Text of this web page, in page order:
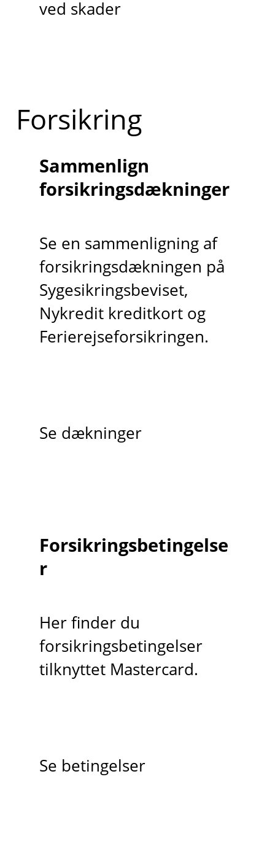
ved skader
Forsikring
Sammenlign
forsikringsdækninger
Se en sammenligning af
forsikringsdækningen på
Sygesikringsbeviset,
Nykredit kreditkort og
Ferierejseforsikringen.
Se dækninger
Forsikringsbetingelse
r
Her finder du
forsikringsbetingelser
tilknyttet Mastercard.
Se betingelser